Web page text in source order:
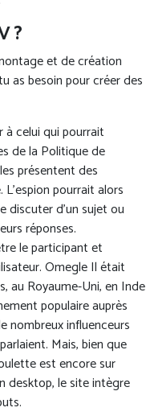
?
et de création
as besoin pour créer des
à celui qui pourrait
de la Politique de
présentent des
pourrait alors
discuter d’un sujet ou
réponses.
le participant et
Omegle Il était
au Royaume-Uni, en Inde
populaire auprès
nombreux influenceurs
Mais, bien que
est encore sur
desktop, le site intègre